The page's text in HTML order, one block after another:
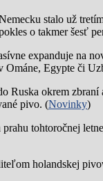
stalo už
o takmer šesť
expanduje na
Ománe, Egypte či
Ruska okrem zbraní
pivo. (Novinky)
prahu tohtoročnej
holandskej